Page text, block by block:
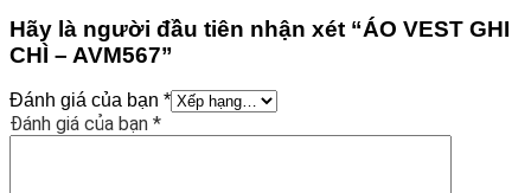
Hãy là người đầu tiên nhận xét “ÁO VEST GHI
CHÌ – AVM567”
Đánh giá của bạn *
Đánh giá của bạn *